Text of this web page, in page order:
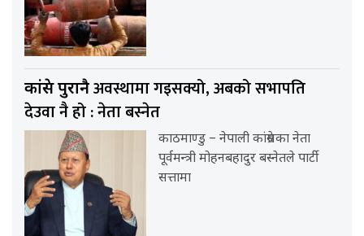
कांग्रेस पुरानैअवस्थामा गइसक्यो, अबको सभापति
देउवा नै हो : नेता बस्नेत
काठमाण्डु – नेपाली कांग्रेसका नेता
पूर्वमन्त्री मोहनबहादुर बस्नेतले पार्टी
सत्तामा